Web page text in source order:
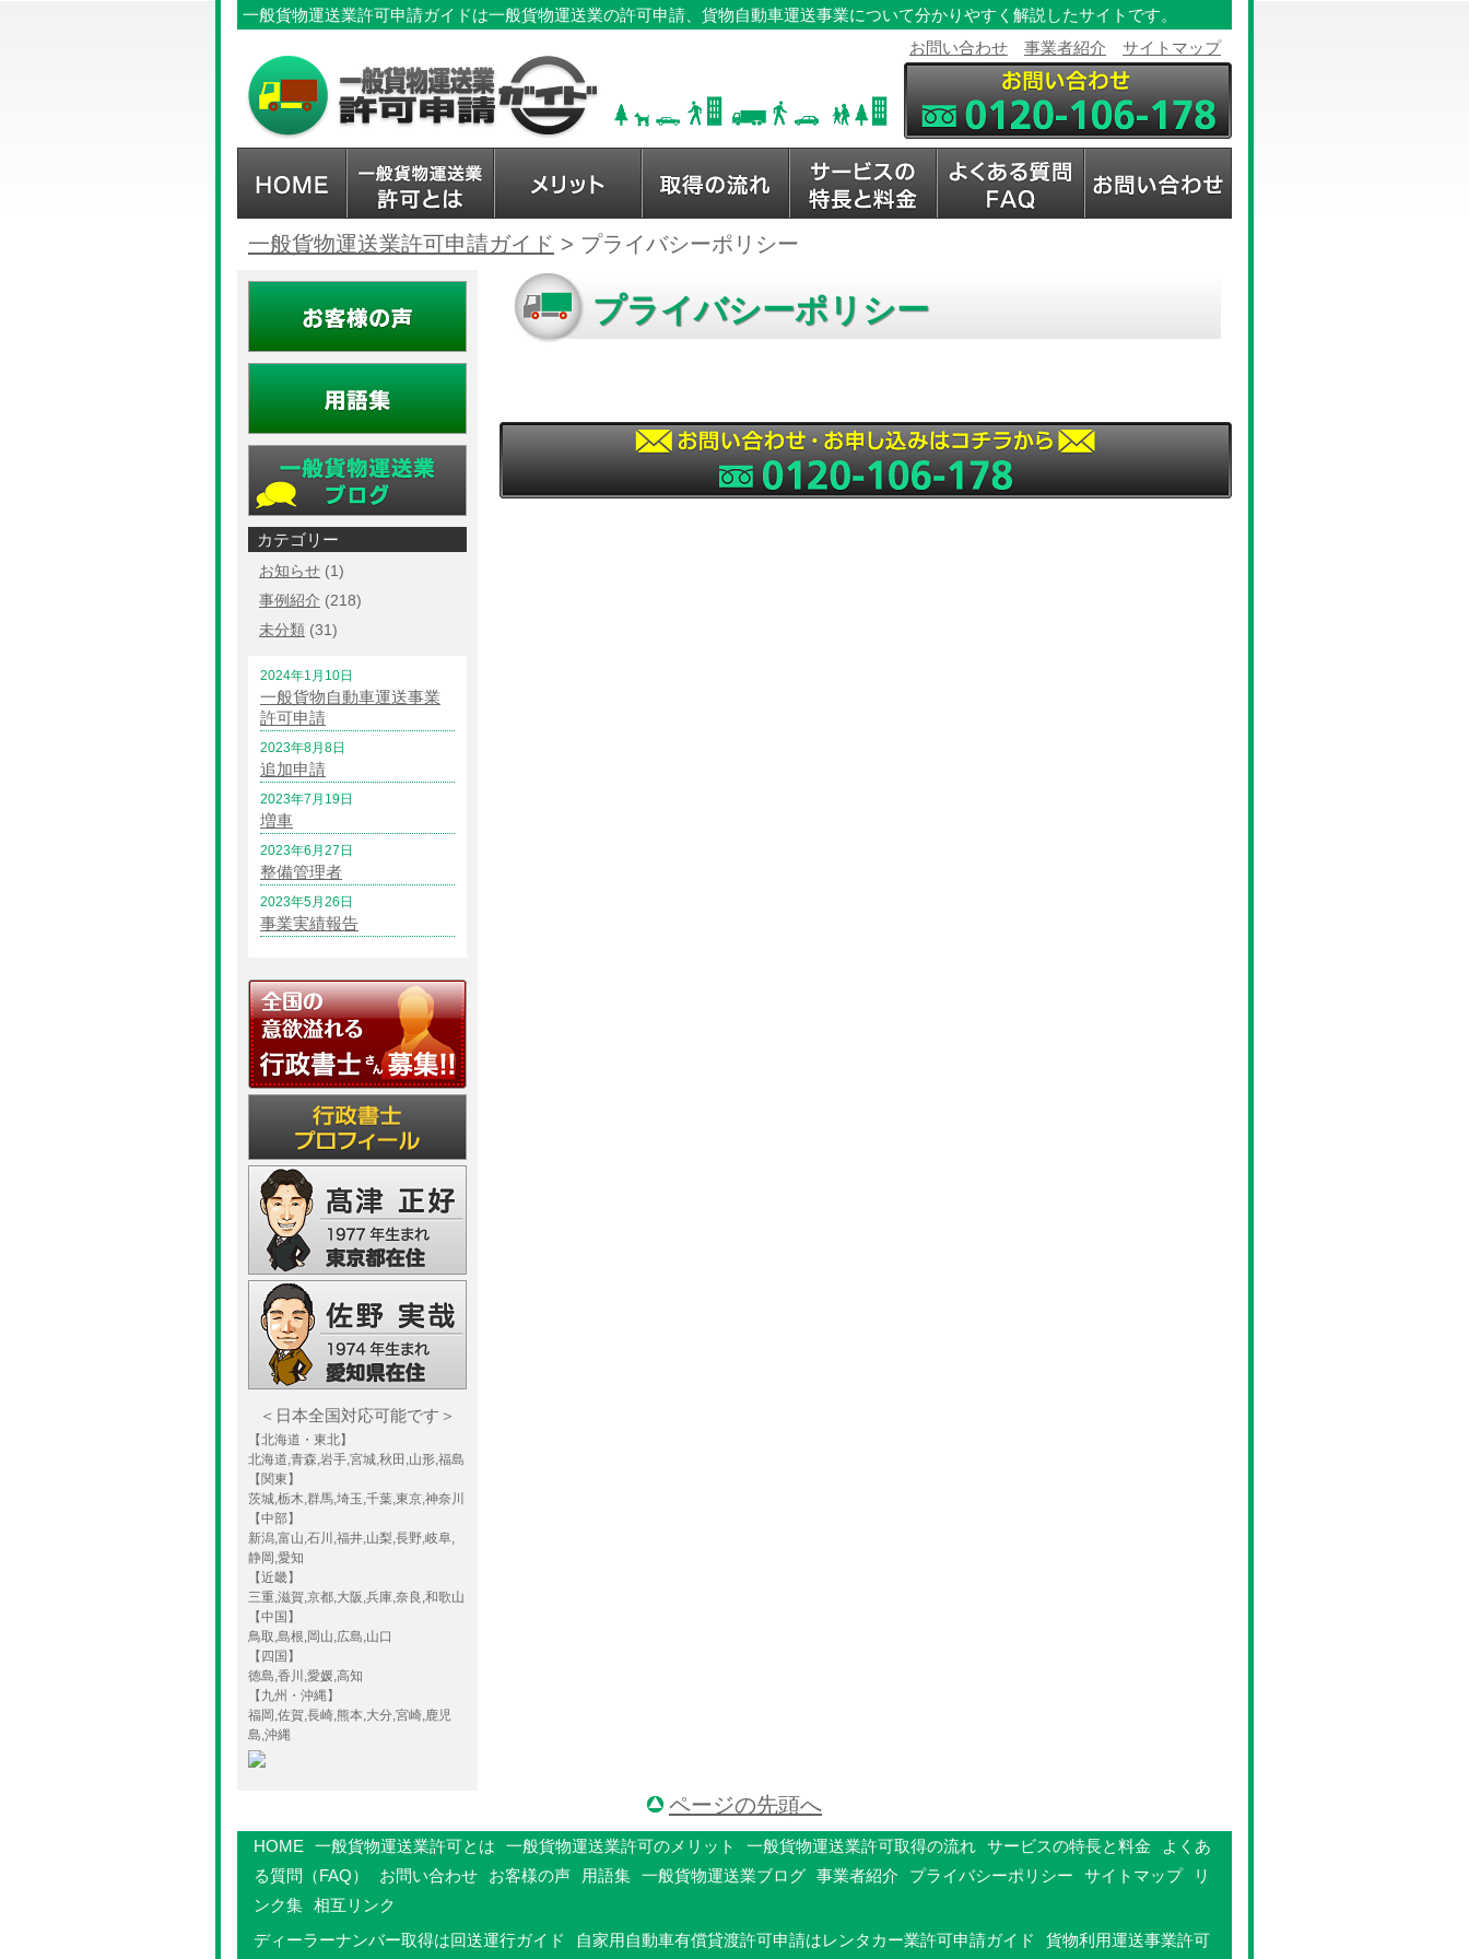
一般貨物運送業許可申請ガイドは一般貨物運送業の許可申請、貨物自動車運送事業について分かりやすく解説したサイトです。
お問い合わせ
事業者紹介 サイトマップ
一般貨物運送業許可申請ガイド > プライバシーポリシー
プライバシーポリシー
カテゴリー
お知らせ (1)
事例紹介 (218)
未分類 (31)
2024年1月10日
一般貨物自動車運送事業
許可申請
2023年8月8日
追加申請
2023年7月19日
増車
2023年6月27日
整備管理者
2023年5月26日
事業実績報告
＜日本全国対応可能です＞
【北海道・東北】
北海道,青森,岩手,宮城,秋田,山形,福島
【関東】
茨城,栃木,群馬,埼玉,千葉,東京,神奈川
【中部】
新潟,富山,石川,福井,山梨,長野,岐阜,
静岡,愛知
【近畿】
三重,滋賀,京都,大阪,兵庫,奈良,和歌山
【中国】
鳥取,島根,岡山,広島,山口
【四国】
徳島,香川,愛媛,高知
【九州・沖縄】
福岡,佐賀,長崎,熊本,大分,宮崎,鹿児
島,沖縄
ページの先頭へ
HOME 一般貨物運送業許可とは 一般貨物運送業許可のメリット 一般貨物運送業許可取得の流れ サービスの特長と料金
よくあ
る質問（FAQ）
お問い合わせ お客様の声 用語集 一般貨物運送業ブログ 事業者紹介 プライバシーポリシー サイトマップ
リ
ンク集 相互リンク
ディーラーナンバー取得は回送運行ガイド
自家用自動車有償貸渡許可申請はレンタカー業許可申請ガイド 貨物利用運送事業許可